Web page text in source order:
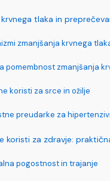
tlaka in
zmanjšanja krvnega
pomembnost zmanjšanja
koristi za srce in ožilje
preudarke za
koristi za zdravje:
pogostnost in trajanje